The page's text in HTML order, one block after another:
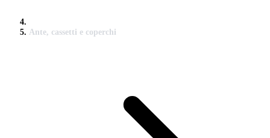
Ante, cassetti e coperchi